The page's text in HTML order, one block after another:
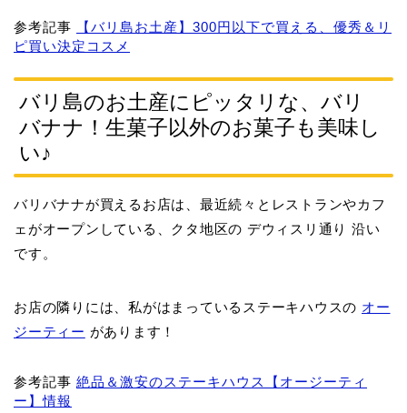
参考記事
【バリ島お土産】300円以下で買える、優秀＆リ
ピ買い決定コスメ
バリ島のお土産にピッタリな、バリ
バナナ！生菓子以外のお菓子も美味し
い♪
バリバナナが買えるお店は、最近続々とレストランやカフ
ェがオープンしている、クタ地区の デウィスリ通り 沿い
です。
お店の隣りには、私がはまっているステーキハウスの オー
ジーティー があります！
参考記事 絶品＆激安のステーキハウス【オージーティ
ー】情報